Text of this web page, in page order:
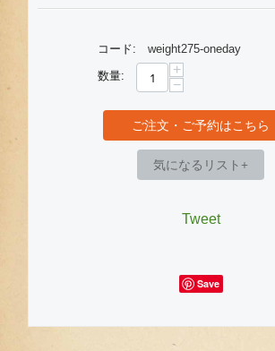
コード:
weight275-oneday
数量:
+
−
ご注文・ご予約はこちら
気になるリスト+
Tweet
Save